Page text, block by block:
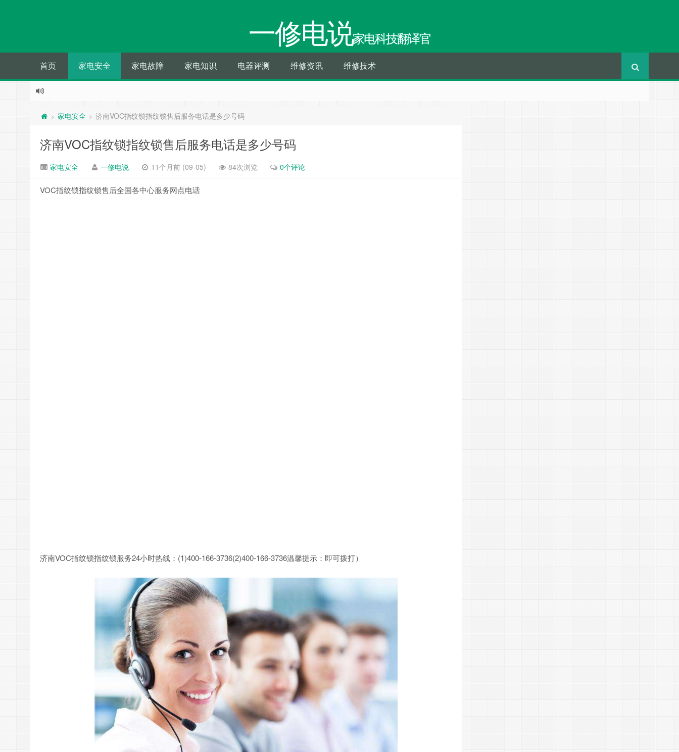
一修电说家电科技翻译官
首页 家电安全 家电故障 家电知识 电器评测 维修资讯 维修技术
> 家电安全 > 济南VOC指纹锁指纹锁售后服务电话是多少号码
济南VOC指纹锁指纹锁售后服务电话是多少号码
家电安全 一修电说 11个月前 (09-05) 84次浏览 0个评论
VOC指纹锁指纹锁售后全国各中心服务网点电话
济南VOC指纹锁指纹锁服务24小时热线：(1)400-166-3736(2)400-166-3736温馨提示：即可拨打）